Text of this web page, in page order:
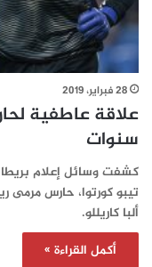
28 فبراير، 2019
سنوات
كشفت وسائل إعلام
تيبو كورتوا، حارس مرمى
ألبا كاريللو.
أكمل القراءة »